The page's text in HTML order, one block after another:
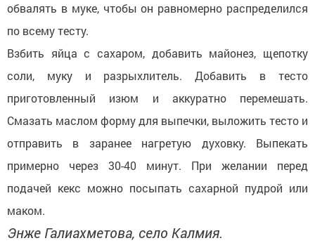
обвалять в муке, чтобы он равномерно распределился
по всему тесту.
Взбить яйца с сахаром, добавить майонез, щепотку
соли, муку и разрыхлитель. Добавить в тесто
приготовленный изюм и аккуратно перемешать.
Смазать маслом форму для выпечки, выложить тесто и
отправить в заранее нагретую духовку. Выпекать
примерно через 30-40 минут. При желании перед
подачей кекс можно посыпать сахарной пудрой или
маком.
Энже Галиахметова, село Калмия.